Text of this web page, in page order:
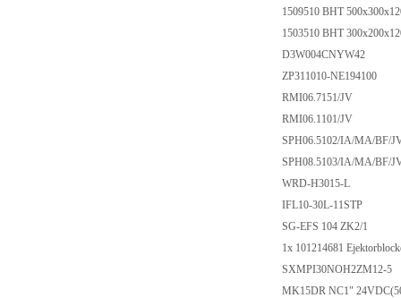
1509510 BHT
1503510 BHT
D3W004CNYW42
ZP311010-NE194100
RMI06.7151/JV
RMI06.1101/JV
SPH06.5102/IA/MA/BF/
SPH08.5103/IA/MA/BF/
WRD-H3015-L
IFL10-30L-11STP
SG-EFS 104 ZK2/1
1x 101214681
SXMPI30NOH2ZM12-5
MK15DR NC1"